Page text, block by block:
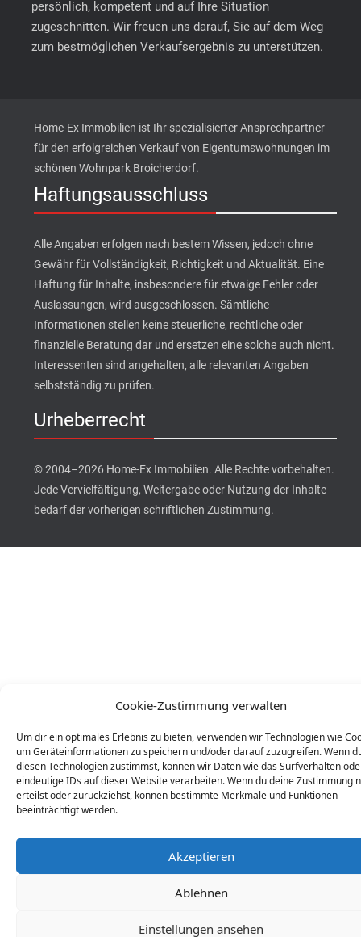
Cookie-Zustimmung verwalten
Um dir ein optimales Erlebnis zu bieten, verwenden wir Technologien wie
um Geräteinformationen zu speichern und/oder darauf zuzugreifen. Wenn
diesen Technologien zustimmst, können wir Daten wie das Surfverhalten
eindeutige IDs auf dieser Website verarbeiten. Wenn du deine Zustimmung
erteilst oder zurückziehst, können bestimmte Merkmale und Funktionen
beeinträchtigt werden.
Akzeptieren
Ablehnen
Einstellungen ansehen
persönlich, kompetent und auf Ihre Situation
zugeschnitten. Wir freuen uns darauf, Sie auf dem Weg
zum bestmöglichen Verkaufsergebnis zu unterstützen.
Home-Ex Immobilien ist Ihr spezialisierter Ansprechpartner
für den erfolgreichen Verkauf von Eigentumswohnungen im
schönen Wohnpark Broicherdorf.
Haftungsausschluss
Alle Angaben erfolgen nach bestem Wissen, jedoch ohne
Gewähr für Vollständigkeit, Richtigkeit und Aktualität. Eine
Haftung für Inhalte, insbesondere für etwaige Fehler oder
Auslassungen, wird ausgeschlossen. Sämtliche
Informationen stellen keine steuerliche, rechtliche oder
finanzielle Beratung dar und ersetzen eine solche auch nicht.
Interessenten sind angehalten, alle relevanten Angaben
selbstständig zu prüfen.
Urheberrecht
© 2004–2026 Home-Ex Immobilien. Alle Rechte vorbehalten.
Jede Vervielfältigung, Weitergabe oder Nutzung der Inhalte
bedarf der vorherigen schriftlichen Zustimmung.